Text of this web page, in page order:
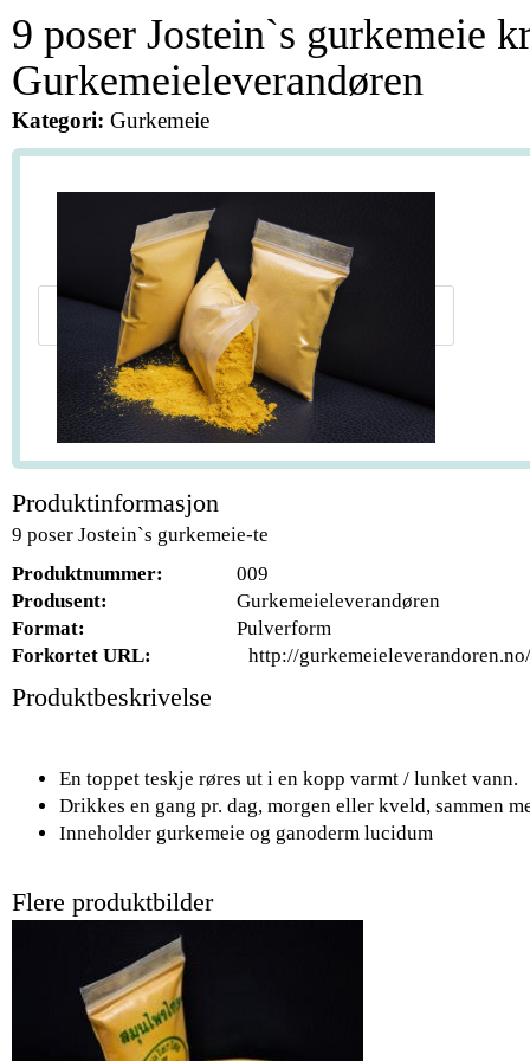
9 poser Jostein`s gurkemeie
Gurkemeieleverandøren
Kategori: Gurkemeie
Produktinformasjon
9 poser Jostein`s gurkemeie-te
009
Produktnummer:
Gurkemeieleverandøren
Produsent:
Pulverform
Format:
http://
Forkortet URL:
Produktbeskrivelse
En toppet teskje røres ut i en kopp varmt / lunket vann.
Drikkes en gang pr. dag, morgen eller kveld, sammen
Inneholder gurkemeie og ganoderm lucidum
Flere produktbilder